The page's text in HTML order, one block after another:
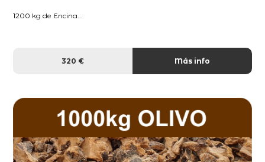
1200 kg de Encina...
320 € Más info